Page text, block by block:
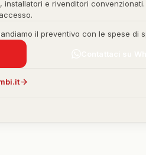
installatori e rivenditori
il preventivo con le spese di